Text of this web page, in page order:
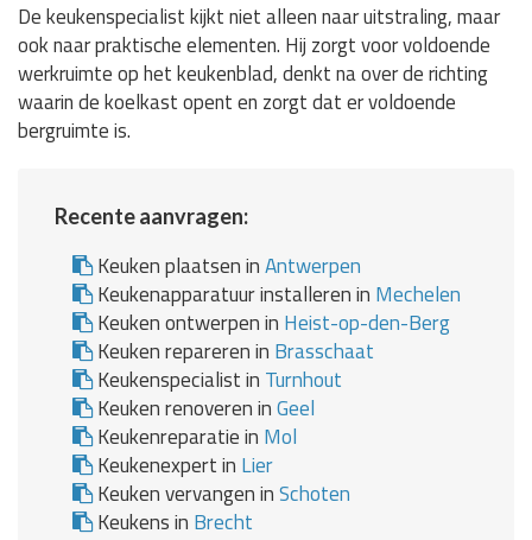
De keukenspecialist kijkt niet alleen naar uitstraling, maar
ook naar praktische elementen. Hij zorgt voor voldoende
werkruimte op het keukenblad, denkt na over de richting
waarin de koelkast opent en zorgt dat er voldoende
bergruimte is.
Recente aanvragen:
Keuken plaatsen inAntwerpen
Keukenapparatuur installeren in Mechelen
Keuken ontwerpen in Heist-op-den-Berg
Keuken repareren in Brasschaat
Keukenspecialist in Turnhout
Keuken renoveren inGeel
Keukenreparatie in Mol
Keukenexpert in Lier
Keuken vervangen inSchoten
Keukens in Brecht